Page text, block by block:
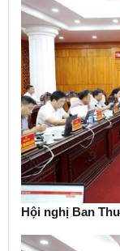
Hội nghị Ban